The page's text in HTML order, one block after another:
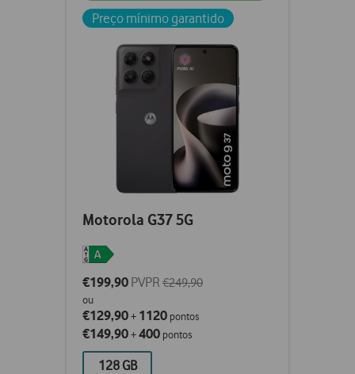
Preço mínimo garantido
Motorola G37 5G
€199,90 PVPR €249,90
ou
€129,90+ 1120 pontos
€149,90+400 pontos
128 GB